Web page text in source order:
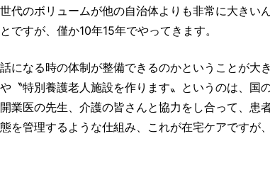
代のボリュームが他の自治体よりも非常に大きい
すが、僅か10年15年でやってきます。
なる時の体制が整備できるのかということが大き
〝特別養護老人施設を作ります〟というのは、国
業医の先生、介護の皆さんと協力をし合って、患
を管理するような仕組み、これが在宅ケアですが